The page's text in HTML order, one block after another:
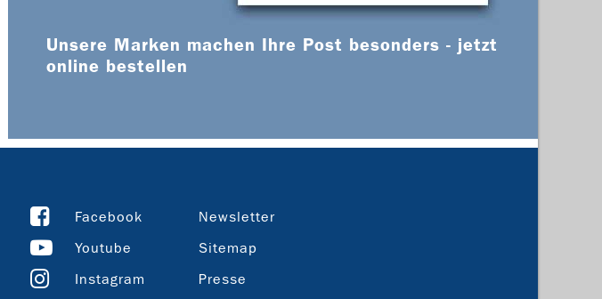
Unsere Marken machen Ihre Post besonders - jetzt
online bestellen
Facebook
Youtube
Instagram
Newsletter
Sitemap
Presse